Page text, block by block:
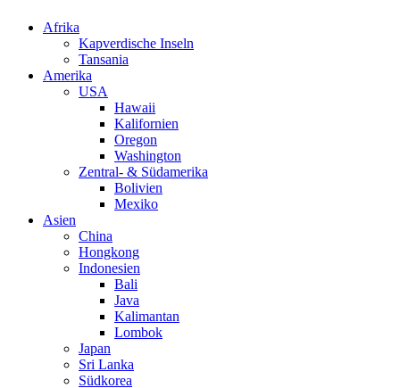
Afrika
Kapverdische Inseln
Tansania
Amerika
USA
Hawaii
Kalifornien
Oregon
Washington
Zentral- & Südamerika
Bolivien
Mexiko
Asien
China
Hongkong
Indonesien
Bali
Java
Kalimantan
Lombok
Japan
Sri Lanka
Südkorea